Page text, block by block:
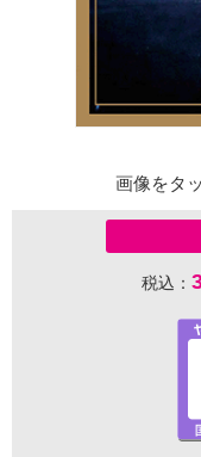
画像をタ
税込：